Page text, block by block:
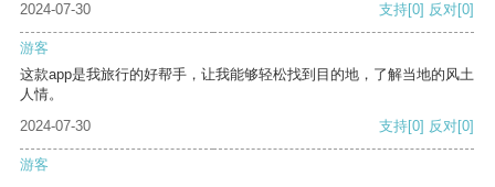
2024-07-30
支持[0] 反对[0]
游客
这款app是我旅行的好帮手，让我能够轻松找到目的地，了解当地的风土
人情。
2024-07-30
支持[0] 反对[0]
游客